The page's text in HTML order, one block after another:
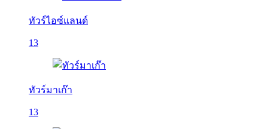
ทัวร์ไอซ์แลนด์
13
ทัวร์มาเก๊า
13